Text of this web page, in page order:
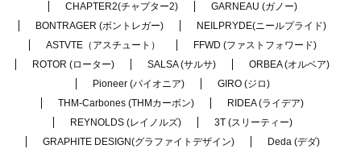
CHAPTER2(チャプター2)
GARNEAU (ガノー)
BONTRAGER (ボントレガー)
NEILPRYDE(ニールプライド)
ASTVTE（アスチュート）
FFWD (ファストフォワード)
ROTOR (ローター)
SALSA (サルサ)
ORBEA (オルベア)
Pioneer (パイオニア)
GIRO (ジロ)
THM-Carbones (THMカーボン)
RIDEA (ライデア)
REYNOLDS (レイノルズ)
3T (スリーティー)
GRAPHITE DESIGN(グラファイトデザイン)
Deda (デダ)